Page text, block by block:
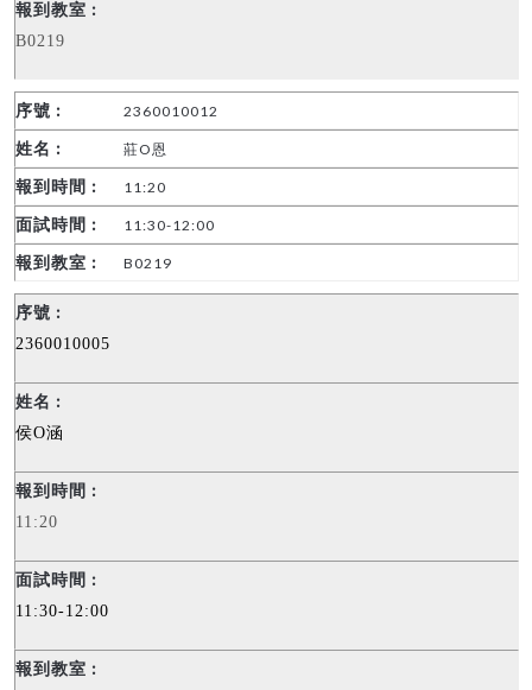
B0219
2360010012
莊O恩
11:20
11:30-12:00
B0219
2360010005
侯O涵
11:20
11:30-12:00